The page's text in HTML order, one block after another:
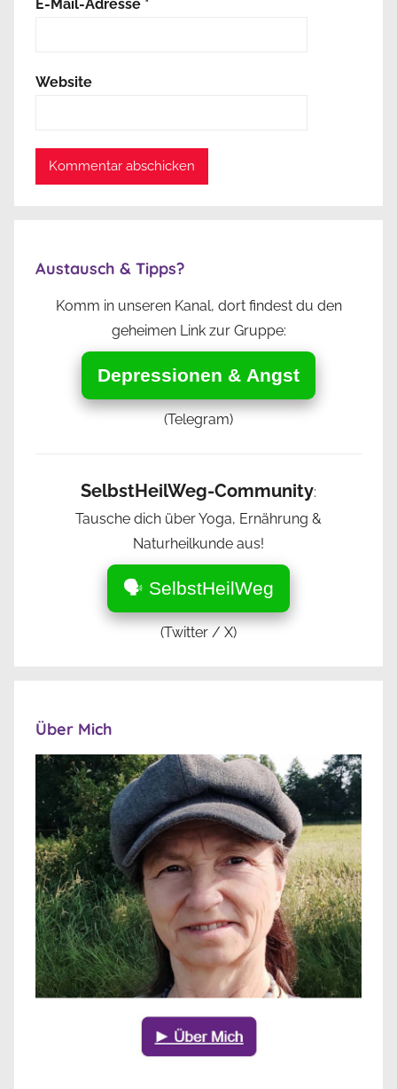
E-Mail-Adresse *
Website
Austausch & Tipps?
Komm in unseren Kanal, dort findest du den
geheimen Link zur Gruppe:
Depressionen & Angst
(Telegram)
SelbstHeilWeg-Community:
Tausche dich über Yoga, Ernährung &
Naturheilkunde aus!
🗣️ SelbstHeilWeg
(Twitter / X)
Über Mich